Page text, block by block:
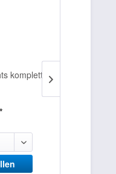
komplett